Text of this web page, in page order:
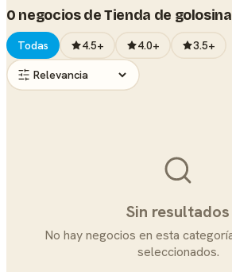
0 negocios de Tienda de
Todas 4.5+ 4.0+ 3.5+
Sin resultados
No hay negocios en esta
seleccionados.